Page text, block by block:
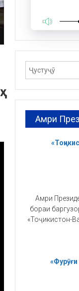
Амри
Амри
бораи
«Тоҷикистон-